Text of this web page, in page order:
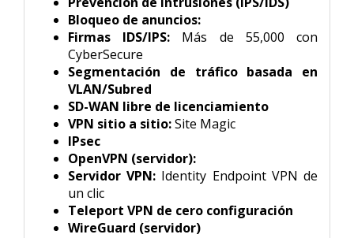
Bloqueo de anuncios:
Firmas IDS/IPS: Más de 55,000 con
CyberSecure
Segmentación de tráfico basada en
VLAN/Subred
SD-WAN libre de licenciamiento
VPN sitio a sitio:Site Magic
IPsec
OpenVPN (servidor):
Servidor VPN: Identity Endpoint VPN de
un clic
Teleport VPN de cero configuración
WireGuard (servidor)